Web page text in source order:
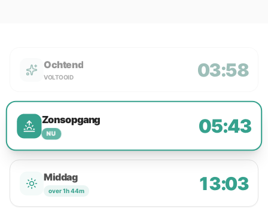
Ochtend
VOLTOOID 03:58
Zonsopgang
NU 05:43
Middag
over 1h 44m 13:03